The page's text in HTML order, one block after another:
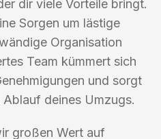
dir viele Vorteile bringt.
Sorgen um lästige
Organisation
Team kümmert sich
und sorgt
deines Umzugs.
großen Wert auf